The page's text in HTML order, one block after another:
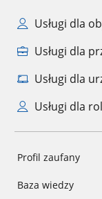
Usługi dla
Usługi dla
Usługi dla
Usługi dla
Profil zaufany
Baza wiedzy